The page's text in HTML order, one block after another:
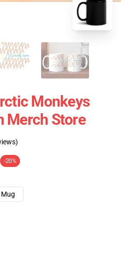
Monkeys
Merch Store
-20%